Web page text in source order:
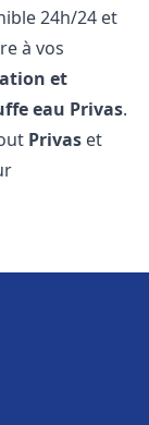
24h/24 et
à vos
et
eau Privas.
Privas et